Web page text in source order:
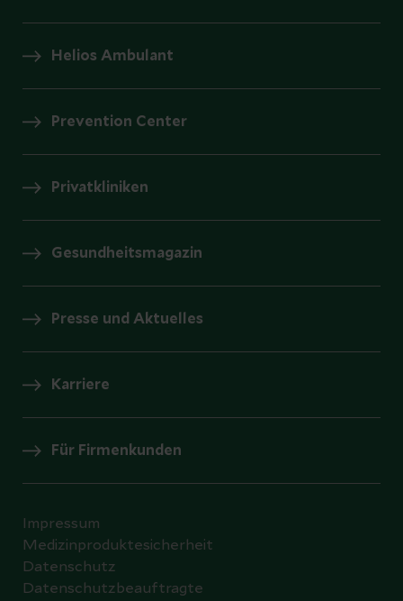
Helios Ambulant
Prevention Center
Privatkliniken
Gesundheitsmagazin
Presse und Aktuelles
Karriere
Für Firmenkunden
Impressum
Medizinproduktesicherheit
Datenschutz
Datenschutzbeauftragte